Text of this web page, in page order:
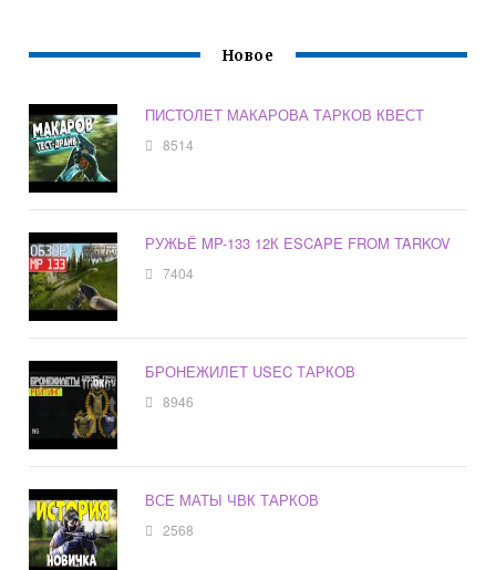
Новое
ПИСТОЛЕТ МАКАРОВА ТАРКОВ КВЕСТ
8514
РУЖЬЁ MP-133 12К ESCAPE FROM TARKOV
7404
БРОНЕЖИЛЕТ USEC ТАРКОВ
8946
ВСЕ МАТЫ ЧВК ТАРКОВ
2568